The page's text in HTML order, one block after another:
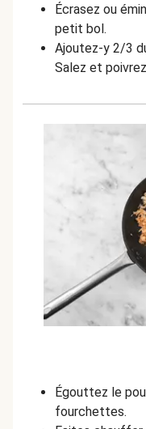
Écrasez ou
petit bol.
Ajoutez-y 2/3
Salez et
Égouttez le
fourchettes.